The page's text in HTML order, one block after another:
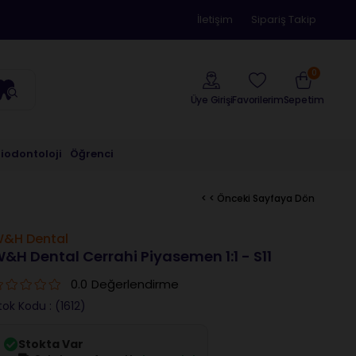
İletişim Sipariş Takip
Üye GirişiFavorilerimSepetim
0
Öğrenci
< < Önceki Sayfaya Dön
Dental
Dental Cerrahi Piyasemen 1:1 - S11
0.0 Değerlendirme
Kodu (1612)
Stokta Var